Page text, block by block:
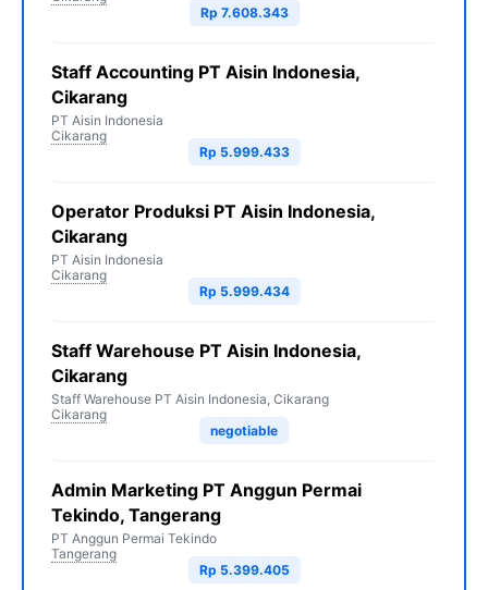
Rp 7.608.343
Staff Accounting PT Aisin Indonesia,
Cikarang
PT Aisin Indonesia
Cikarang
Rp 5.999.433
Operator Produksi PT Aisin Indonesia,
Cikarang
PT Aisin Indonesia
Cikarang
Rp 5.999.434
Staff Warehouse PT Aisin Indonesia,
Cikarang
Staff Warehouse PT Aisin Indonesia, Cikarang
Cikarang
negotiable
Admin Marketing PT Anggun Permai
Tekindo, Tangerang
PT Anggun Permai Tekindo
Tangerang
Rp 5.399.405